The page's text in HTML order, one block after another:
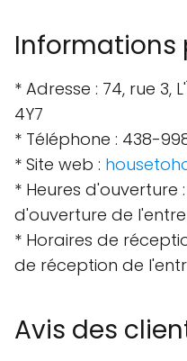
Informations
* Adresse : 74, rue 3,
4Y7
* Téléphone : 438-
* Site web :
* Heures d'ouverture
d'ouverture de
* Horaires de
de réception de
Avis des